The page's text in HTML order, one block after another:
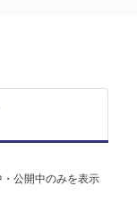
・公開中のみを表示